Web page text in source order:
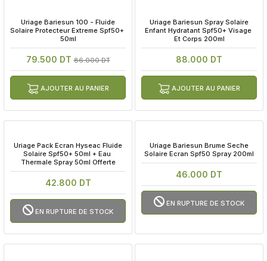
Uriage Bariesun 100 - Fluide
Solaire Protecteur Extreme Spf50+
50ml
79.500 DT86.000 DT
AJOUTER AU PANIER
Uriage Bariesun Spray Solaire
Enfant Hydratant Spf50+ Visage
Et Corps 200ml
88.000 DT
AJOUTER AU PANIER
Uriage Pack Ecran Hyseac Fluide
Solaire Spf50+ 50ml + Eau
Thermale Spray 50ml Offerte
42.800 DT
EN RUPTURE DE STOCK
Uriage Bariesun Brume Seche
Solaire Ecran Spf50 Spray 200ml
46.000 DT
EN RUPTURE DE STOCK